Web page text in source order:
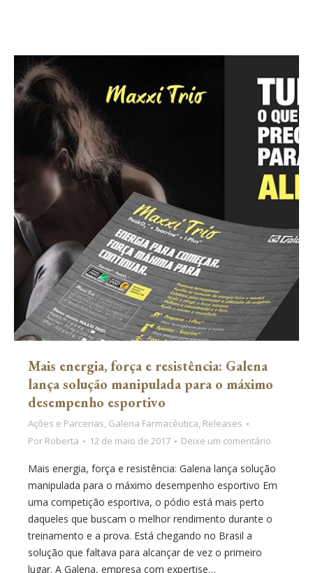
Mais energia, força e resistência: Galena
lança solução manipulada para o máximo
desempenho esportivo
Ações e Parcerias, Galena Farmacêutica, Releases
Por Roberta 12 de maio de 2017 Deixe um comentário
Mais energia, força e resistência: Galena lança solução
manipulada para o máximo desempenho esportivo Em
uma competição esportiva, o pódio está mais perto
daqueles que buscam o melhor rendimento durante o
treinamento e a prova. Está chegando no Brasil a
solução que faltava para alcançar de vez o primeiro
lugar. A Galena, empresa com expertise…